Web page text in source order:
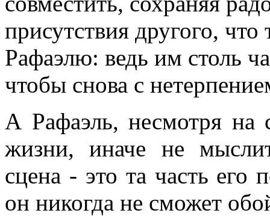
присутствия другого,
Рафаэлю: ведь им столь
чтобы снова с
А Рафаэль, несмотря на
жизни, иначе не
сцена - это та часть его
он никогда не сможет